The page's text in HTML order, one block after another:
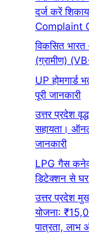
दर्ज करें
Complaint
विकसित भारत
(ग्रामीण)
UP होमगार्ड
पूरी जानकारी
उत्तर प्रदेश
सहायता।
जानकारी
LPG गैस
डिटेक्शन से
उत्तर प्रदेश
योजना:
पात्रता, लाभ